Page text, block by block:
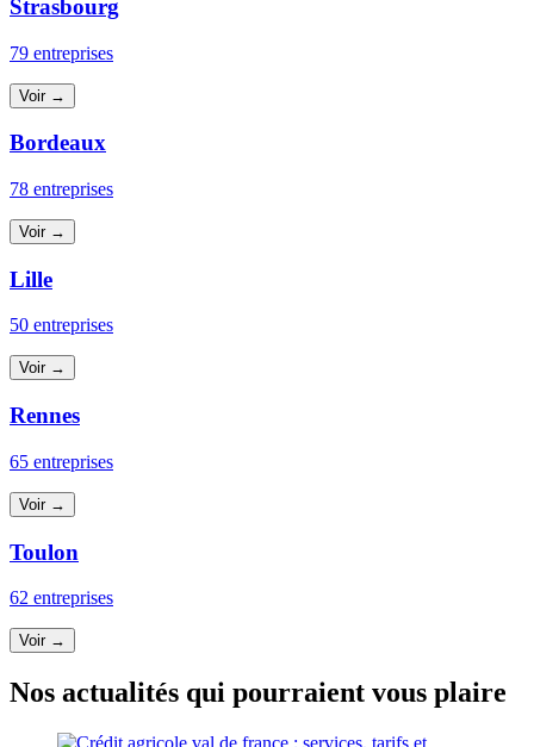
Strasbourg
79 entreprises
Voir →
Bordeaux
78 entreprises
Voir →
Lille
50 entreprises
Voir →
Rennes
65 entreprises
Voir →
Toulon
62 entreprises
Voir →
Nos actualités qui pourraient vous plaire